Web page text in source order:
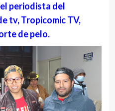
el periodista del
tv, Tropicomic TV,
de pelo.